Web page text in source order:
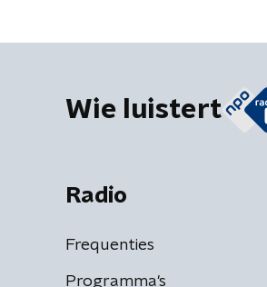
Wie luistert
Radio
Frequenties
Programma's